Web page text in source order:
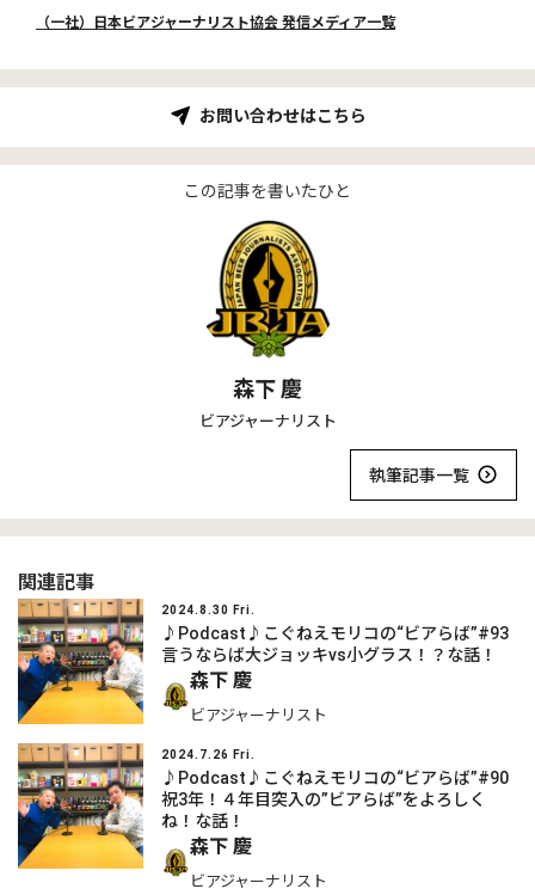
（一社）日本ビアジャーナリスト協会 発信メディア一覧
お問い合わせはこちら
この記事を書いたひと
森下 慶
ビアジャーナリスト
執筆記事一覧
関連記事
2024.8.30 Fri.
♪Podcast♪こぐねえモリコの“ビアらば”#93
言うならば大ジョッキvs小グラス！？な話！
森下 慶
ビアジャーナリスト
2024.7.26 Fri.
♪Podcast♪こぐねえモリコの“ビアらば”#90
祝3年！４年目突入の”ビアらば”をよろしく
ね！な話！
森下 慶
ビアジャーナリスト